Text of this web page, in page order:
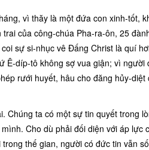
vì thăy là một đứa con xinh-tốt,
của công-chúa Pha-ra-ôn, 25
sự si-nhục vê Đấng Christ là quí
díp-tô không sợ vua giận; vì
rưới huyết, hâu cho đăng hủy-diệt
Chúng ta có một sự tin quyết trong
Cho dù phải đối diện với áp lực
thế gian, người có đức tin vẫn